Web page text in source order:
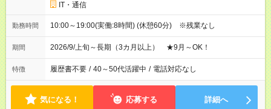
IT・通信
勤務時間 10:00～19:00(実働:8時間) (休憩60分) ※残業なし
期間 2026/9/上旬～長期（3カ月以上） ★9月～OK！
特徴 履歴書不要 / 40～50代活躍中 / 電話対応なし
気になる！ 応募する 詳細へ